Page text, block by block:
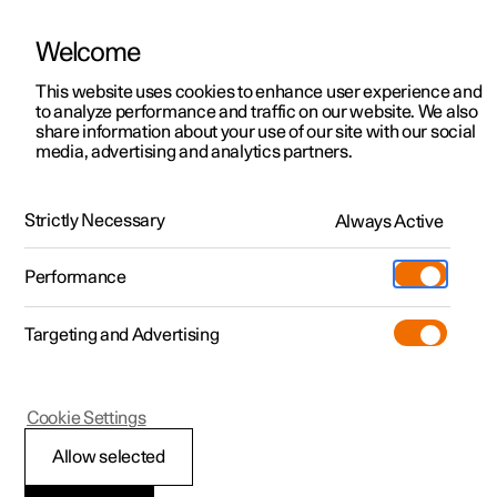
Polestar 2
Polestar 3
Polestar 4
Pre-owned
Shop
Meer
Testrit
Aanbiedingen voor
Testrit
Aanbiedingen voor
Polestar 4 coupé
Ontdek Polestar 4
Testrit
Bekijk onze stockwagens
Aanbiedingen voor
Ontdek Polestar 5
Over pre-owned
Pre-owned aanbiedingen
Aanbiedingen voor particulieren
Aanbiedingen voor
professionelen
Bekijk onze stockwagens
Configureer
Pre-owned
Testrit
Additionals
(Opent in een nieuw venster)
Experiences
Ontmoet ons
Servicepunten
Opladen
Support
HandleidingVideogalerijDownloadsSoftware-updates
Buitenverlichting
Polestar 1
Richtingaanwijzers
Welcome
This website uses cookies to enhance user experience and
to analyze performance and traffic on our website. We also
share information about your use of our site with our social
media, advertising and analytics partners.
Strictly Necessary Always Active
Performance
Targeting and Advertising
Allow selected
Cookie Settings